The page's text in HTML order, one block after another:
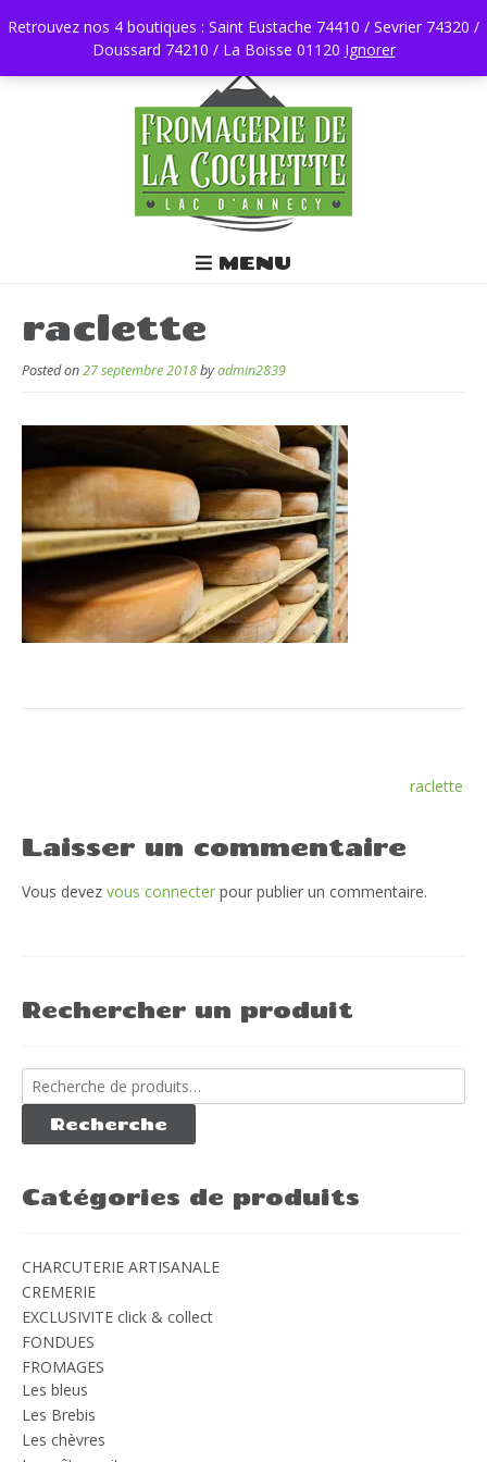
Retrouvez nos 4 boutiques : Saint Eustache 74410 / Sevrier 74320 /
Doussard 74210 / La Boisse 01120 Ignorer
0450196403
MENU
raclette
Posted on27 septembre 2018byadmin2839
l’article
raclette
Laisser un commentaire
Vous devez vous connecter pour publier un commentaire.
Rechercher un produit
Recherche
pour :
Recherche
Catégories de produits
CHARCUTERIE ARTISANALE
CREMERIE
EXCLUSIVITE click & collect
FONDUES
FROMAGES
Les bleus
Les Brebis
Les chèvres